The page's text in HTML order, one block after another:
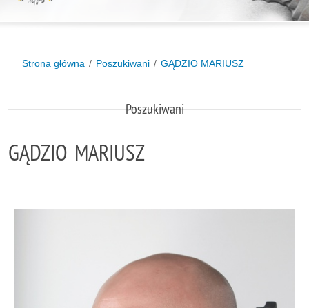
Strona główna Poszukiwani GĄDZIO MARIUSZ
Poszukiwani
GĄDZIO MARIUSZ